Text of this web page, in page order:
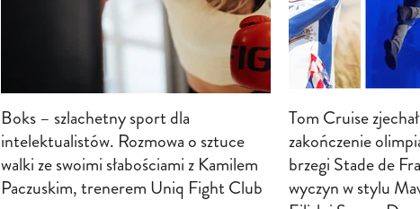
Boks – szlachetny sport dla
intelektualistów. Rozmowa o sztuce
walki ze swoimi słabościami z Kamilem
Paczuskim, trenerem Uniq Fight Club
Tom Cruise
zakończenie
brzegi Stade de
wyczyn w stylu